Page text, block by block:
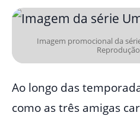
Imagem promocional da
Ao longo das
como as três amigas